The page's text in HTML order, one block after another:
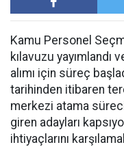
Kamu Personel
kılavuzu
alımı için süreç
tarihinden itibaren
merkezi atama
giren adayları
ihtiyaçlarını